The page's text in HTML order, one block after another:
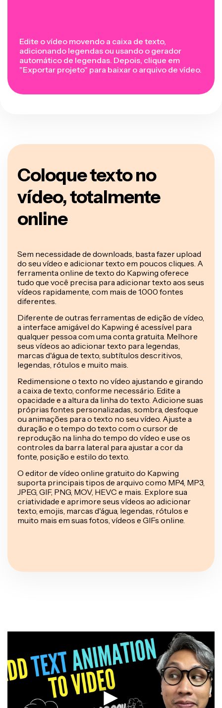
Edite o vídeo movendo a caixa de texto,
adicionando legendas ou usando o gerador
automático de legendas. Depois, clique em
"Exportar projeto" para baixar o arquivo de vídeo.
Coloque texto no
vídeo, totalmente
online
Sem necessidade de downloads, basta fazer upload
do seu vídeo e adicionar texto em poucos cliques. A
ferramenta online de texto do Kapwing oferece
tudo que você precisa para adicionar texto aos seus
vídeos rapidamente, com mais de 1.000 fontes
diferentes.
Diferente de outras ferramentas de edição de vídeo,
a interface amigável do Kapwing é acessível para
qualquer pessoa com uma conta gratuita. Melhore
seus vídeos ao adicionar texto para legendas,
marcas d'água de texto, subtítulos descritivos,
legendas, rótulos e muito mais.
Redimensione o texto no vídeo ajustando e girando
a caixa de texto, conforme necessário. Edite a
opacidade e a altura da linha do texto. Adicione suas
próprias fontes personalizadas, sombra, desfoque
ou animações para o texto no seu vídeo. Ajuste a
duração e o tempo do texto com o cursor de
reprodução na linha do tempo do vídeo e use os
controles da barra lateral para ajustar a cor da
fonte, posição e estilo do texto.
O editor de vídeo online gratuito do Kapwing
suporta principais tipos de arquivo como MP4, MP3,
JPEG, GIF, PNG, MOV, HEVC e mais. Explore sua
criatividade e aprimore seus vídeos ao adicionar
texto, emojis, marcas d'água, legendas, rótulos e
muito mais em suas fotos, vídeos e GIFs online.